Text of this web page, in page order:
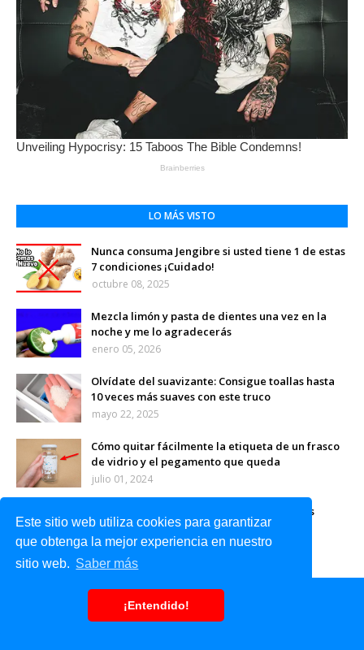
Este sitio web utiliza cookies para garantizar
que obtenga la mejor experiencia en nuestro
sitio web. Saber más
¡Entendido!
LO MÁS VISTO
Nunca consuma Jengibre si usted tiene 1 de estas
7 condiciones ¡Cuidado!
octubre 08, 2025
Mezcla limón y pasta de dientes una vez en la
noche y me lo agradecerás
enero 05, 2026
Olvídate del suavizante: Consigue toallas hasta
10 veces más suaves con este truco
mayo 22, 2025
Cómo quitar fácilmente la etiqueta de un frasco
de vidrio y el pegamento que queda
julio 01, 2024
Remedio de la abuela para quitar manchas
marrones de las manos
marzo 12, 2023